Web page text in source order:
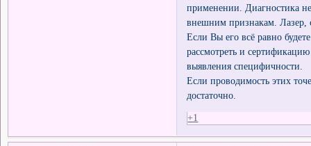
применении. Диагностика
внешним признакам. Лазер,
Если Вы его всё равно
рассмотреть и
выявления специфичности.
Если проводимость этих
достаточно.
+1